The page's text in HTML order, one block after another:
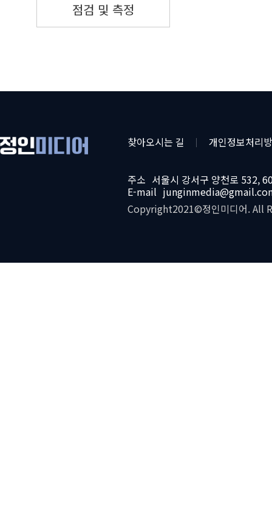
점검 및 측정
찾아오시는 길 개인정보처리
주소 서울시 강서구 양천로 532,
E-mail
Copyright2021©정인미디어. All